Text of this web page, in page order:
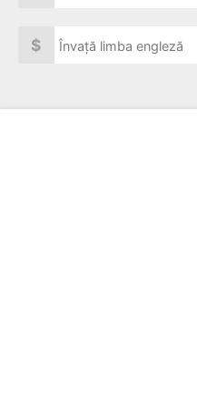
$ Învață limba engleză